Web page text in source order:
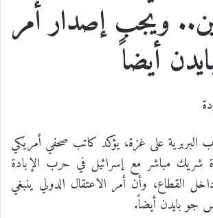
ويجب إصدار أمر
أيضاً
للحرب البربرية على غزة، يؤكد كاتب صحفي أمريكي
شريك مباشر مع إسرائيل في حرب الإبادة
القطاع، وأن أمر الاعتقال الدولي ينبغي
جو بايدن أيضاً.